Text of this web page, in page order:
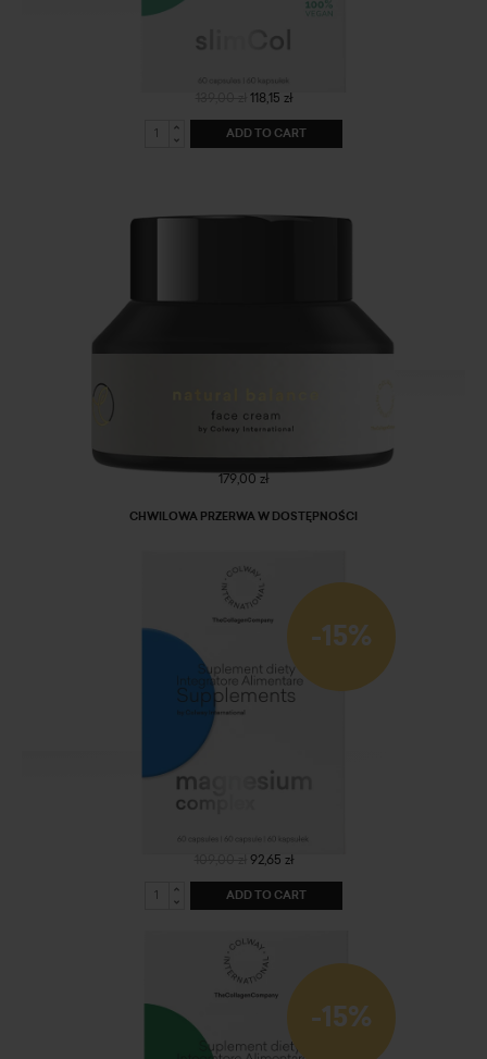
118,15 zł
ADD TO CART
Natural balance - face cream
179,00 zł
CHWILOWA PRZERWA W DOSTĘPNOŚCI
-15%
92,65 zł
ADD TO CART
-15%